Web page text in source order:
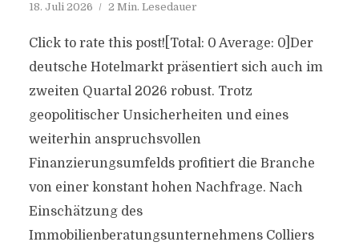
18. Juli 2026 2 Min. Lesedauer
Click to rate this post![Total: 0 Average: 0]Der
deutsche Hotelmarkt präsentiert sich auch im
zweiten Quartal 2026 robust. Trotz
geopolitischer Unsicherheiten und eines
weiterhin anspruchsvollen
Finanzierungsumfelds profitiert die Branche
von einer konstant hohen Nachfrage. Nach
Einschätzung des
Immobilienberatungsunternehmens Colliers